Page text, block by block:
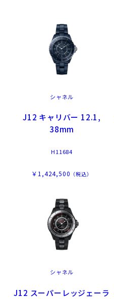
シャネル
J12 キャリバー 12.1,
38mm
H11684
￥1,424,500 （税込）
シャネル
J12 スーパーレッジェーラ